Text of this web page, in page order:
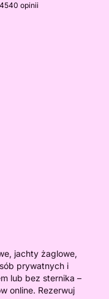
opinii
jachty żaglowe,
prywatnych i
lub bez sternika –
online. Rezerwuj